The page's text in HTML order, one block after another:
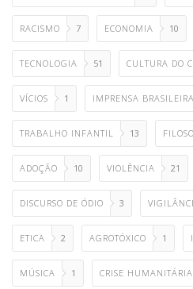
RACISMO 7 ECONOMIA 10
TECNOLOGIA 51 CULTURA DO
VÍCIOS 1 IMPRENSA BRASILEIRA
TRABALHO INFANTIL 13
ADOÇÃO 10 VIOLÊNCIA 21
DISCURSO DE ÓDIO 3
ETICA 2 AGROTÓXICO 1
MÚSICA 1 CRISE HUMANITÁRIA